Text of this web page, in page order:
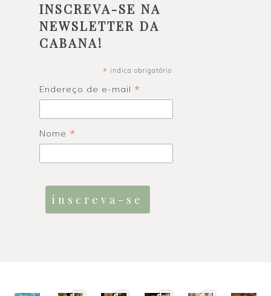
INSCREVA-SE NA
NEWSLETTER DA
CABANA!
* indica obrigatório
Endereço de e-mail *
Nome *